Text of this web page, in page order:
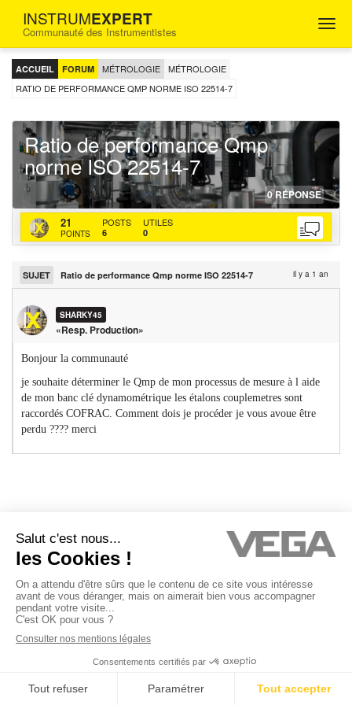
INSTRUMEXPERT
Communauté des Instrumentistes
FORUM
D'ENTRAIDE
POUR
LES
INSTRUMENTISTES
ACCUEIL FORUM MÉTROLOGIE
MÉTROLOGIE
RATIO DE PERFORMANCE QMP NORME ISO 22514-7
Ratio de performance Qmp
norme ISO 22514-7
0RÉPONSE
01-
05-
iso-
21
POINTS
POSTS
6
UTILES
0
SUJET Ratio de performance Qmp norme ISO 22514-7 il y a 1 an
SHARKY45
«Resp. Production»
Bonjour la communauté
je souhaite déterminer le Qmp de mon processus de mesure à l aide
de mon banc clé dynamométrique les étalons couplemetres sont
raccordés COFRAC. Comment dois je procéder je vous avoue être
perdu ???? merci